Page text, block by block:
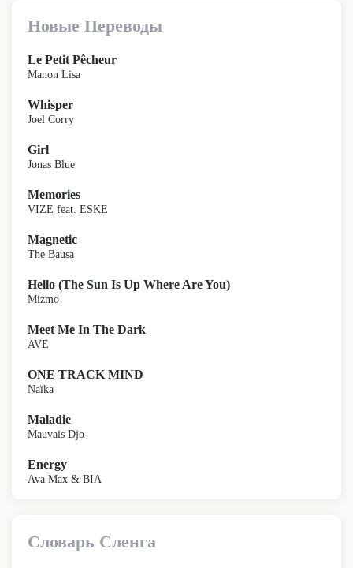
Новые Переводы
Le Petit Pêcheur
Manon Lisa
Whisper
Joel Corry
Girl
Jonas Blue
Memories
VIZE feat. ESKE
Magnetic
The Bausa
Hello (The Sun Is Up Where Are You)
Mizmo
Meet Me In The Dark
AVE
ONE TRACK MIND
Naïka
Maladie
Mauvais Djo
Energy
Ava Max & BIA
Словарь Сленга